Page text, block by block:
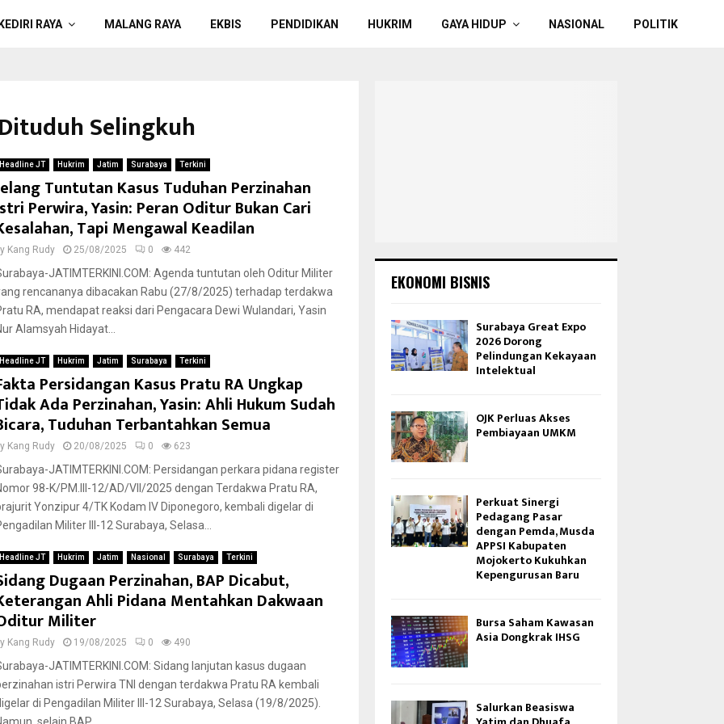
RAYA MALANG RAYA EKBIS PENDIDIKAN HUKRIM GAYA HIDUP NASIONAL POLITIK
Selingkuh
Headline JT Hukrim Jatim Surabaya Terkini
Tuntutan Kasus Tuduhan Perzinahan
Perwira, Yasin: Peran Oditur Bukan Cari
Tapi Mengawal Keadilan
Kang Rudy 25/08/2025 0 442
JATIMTERKINI.COM: Agenda tuntutan oleh Oditur Militer
rencananya dibacakan Rabu (27/8/2025) terhadap terdakwa
RA, mendapat reaksi dari Pengacara Dewi Wulandari, Yasin
Alamsyah Hidayat...
Headline JT Hukrim Jatim Surabaya Terkini
Persidangan Kasus Pratu RA Ungkap
Ada Perzinahan, Yasin: Ahli Hukum Sudah
Tuduhan Terbantahkan Semua
Kang Rudy 20/08/2025 0 623
JATIMTERKINI.COM: Persidangan perkara pidana register
98-K/PM.III-12/AD/VII/2025 dengan Terdakwa Pratu RA,
Yonzipur 4/TK Kodam IV Diponegoro, kembali digelar di
Militer III-12 Surabaya, Selasa...
Headline JT Hukrim Jatim Nasional Surabaya Terkini
Dugaan Perzinahan, BAP Dicabut,
Ahli Pidana Mentahkan Dakwaan
Militer
Kang Rudy 19/08/2025 0 490
JATIMTERKINI.COM: Sidang lanjutan kasus dugaan
istri Perwira TNI dengan terdakwa Pratu RA kembali
di Pengadilan Militer III-12 Surabaya, Selasa (19/8/2025).
EKONOMI BISNIS
Surabaya Great Expo
2026 Dorong
Pelindungan Kekayaan
Intelektual
OJK Perluas Akses
Pembiayaan UMKM
Perkuat Sinergi
Pedagang Pasar
dengan Pemda, Musda
APPSI Kabupaten
Mojokerto Kukuhkan
Kepengurusan Baru
Bursa Saham Kawasan
Asia Dongkrak IHSG
Salurkan Beasiswa